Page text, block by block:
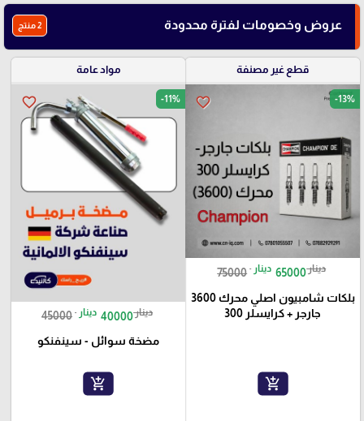
عروض وخصومات لفترة محدودة 2 منتج
قطع غير مصنفة
favorite_border -13%
75000 دينار65000 دينار
بلكات شامبيون اصلي محرك 3600
جارجر + كرايسلر 300
add_shopping_cart
مواد عامة
favorite_border -11%
45000 دينار40000 دينار
مضخة سوائل - سينفنكو
add_shopping_cart